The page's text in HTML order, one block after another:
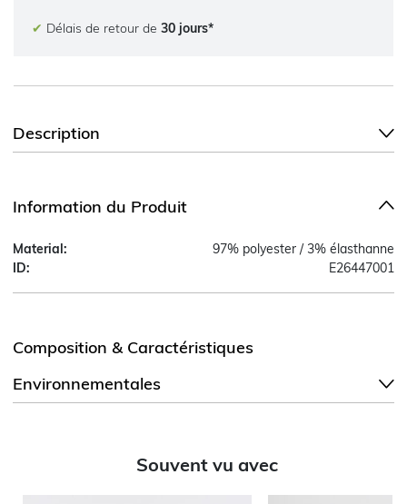
✔ Délais de retour de 30 jours*
Description
Information du Produit
Material:
97% polyester / 3% élasthanne
ID:
E26447001
Composition & Caractéristiques
Environnementales
Souvent vu avec